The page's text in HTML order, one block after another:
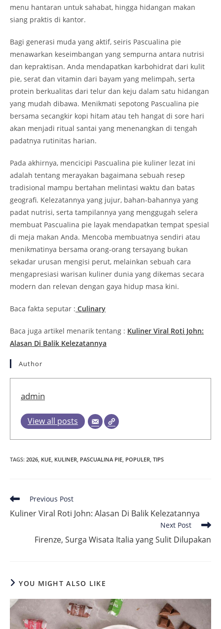
menu hantaran untuk sahabat, hingga hidangan makan
siang praktis di kantor.
Bagi generasi muda yang aktif, seiris Pascualina pie
menawarkan keseimbangan yang sempurna antara nutrisi
dan kepraktisan. Anda mendapatkan karbohidrat dari kulit
pie, serat dan vitamin dari bayam yang melimpah, serta
protein berkualitas dari telur dan keju dalam satu hidangan
yang mudah dibawa. Menikmati sepotong Pascualina pie
bersama secangkir kopi hitam atau teh hangat di sore hari
akan menjadi ritual santai yang menenangkan di tengah
padatnya rutinitas harian.
Pada akhirnya, mencicipi Pascualina pie kuliner lezat ini
adalah tentang merayakan bagaimana sebuah resep
tradisional mampu bertahan melintasi waktu dan batas
geografi. Kelezatannya yang jujur, bahan-bahannya yang
padat nutrisi, serta tampilannya yang menggugah selera
membuat Pascualina pie layak mendapatkan tempat spesial
di meja makan Anda. Mencoba membuatnya sendiri atau
menikmatinya bersama orang-orang tersayang bukan
sekadar urusan mengisi perut, melainkan sebuah cara
mengapresiasi warisan kuliner dunia yang dikemas secara
modern dan relevan dengan gaya hidup masa kini.
Baca fakta seputar : Culinary
Baca juga artikel menarik tentang : Kuliner Viral Roti John:
Alasan Di Balik Kelezatannya
Author
admin
View all posts
TAGS: 2026, KUE, KULINER, PASCUALINA PIE, POPULER, TIPS
Read
more
articles
Previous Post
Kuliner Viral Roti John: Alasan Di Balik Kelezatannya
Next Post
Firenze, Surga Wisata Italia yang Sulit Dilupakan
YOU MIGHT ALSO LIKE